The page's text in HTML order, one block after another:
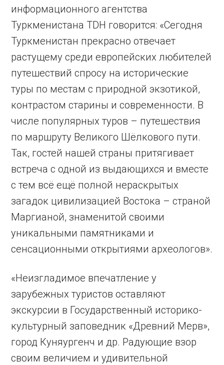
информационного агентства
Туркменистана TDH говорится: «Сегодня
Туркменистан прекрасно отвечает
растущему среди европейских любителей
путешествий спросу на исторические
туры по местам с природной экзотикой,
контрастом старины и современности. В
числе популярных туров – путешествия
по маршруту Великого Шёлкового пути.
Так, гостей нашей страны притягивает
встреча с одной из выдающихся и вместе
с тем всё ещё полной нераскрытых
загадок цивилизацией Востока – страной
Маргианой, знаменитой своими
уникальными памятниками и
сенсационными открытиями археологов».
«Неизгладимое впечатление у
зарубежных туристов оставляют
экскурсии в Государственный историко-
культурный заповедник «Древний Мерв»,
город Куняургенч и др. Радующие взор
своим величием и удивительной